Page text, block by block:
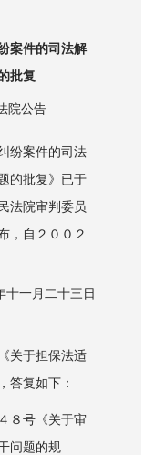
案件的司法解
批复
院公告
纷案件的司法
的批复》已于
法院审判委员
，自２００２
十一月二十三日
关于担保法适
答复如下：
８号《关于审
问题的规